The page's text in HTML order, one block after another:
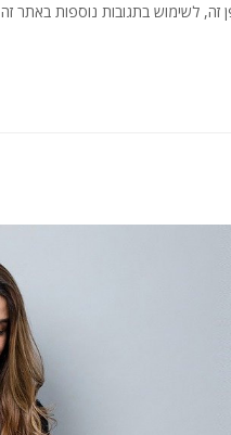
זה, לשימוש בתגובות נוספות באתר זה